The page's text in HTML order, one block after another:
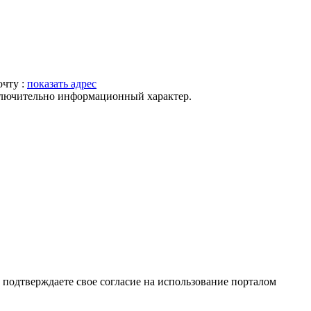
: показать адрес
информационный характер.
свое согласие на использование порталом